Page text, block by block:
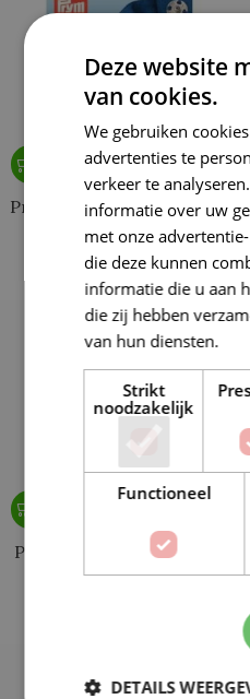
Prym Aannaai drukknopen
21mm zwart
€ 4,50
Prym Haken en ogen nr.2
Zilver
Deze website
van cookies.
We gebruiken
advertenties te
verkeer te
informatie over uw
met onze
die deze kunnen
informatie die u aan
die zij hebben
van hun diensten.
Strikt
noodzakelijk
Functioneel
DETAILS